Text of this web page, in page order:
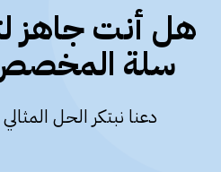
هل أنت جاهز
سلة
دعنا نبتكر الحل